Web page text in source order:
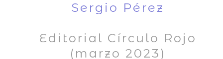
Sergio Pérez
Editorial Círculo Rojo
(marzo 2023)